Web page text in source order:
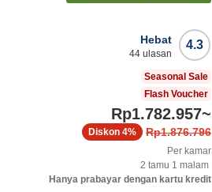
4.3
Hebat
44 ulasan
Seasonal Sale
Flash Voucher
Rp1.782.957~
Rp1.876.796
Diskon 4%
Per kamar
2 tamu 1 malam
Hanya prabayar dengan kartu kredit